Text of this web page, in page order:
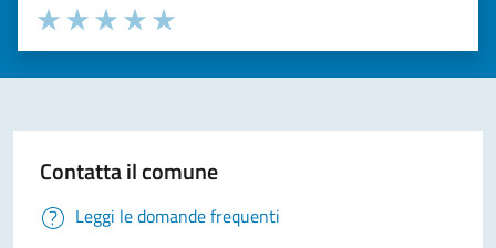
Valuta la chiarezza delle informazioni (da 1 a 5 stelle)
Seleziona il numero di stelle per valutare la chiarezza delle
Valuta 5 stelle su 5
Valuta 4 stelle su 5
Valuta 3 stelle su 5
Valuta 2 stelle su 5
Valuta 1 stelle su 5
Contatta il comune
Leggi le domande frequenti